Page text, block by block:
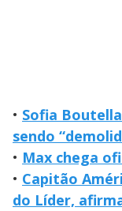
• Sofia
sendo
• Max chega
• Capitão
do Líder,